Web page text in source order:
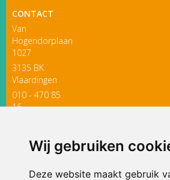
Wij gebruiken
Deze website maakt gebruik
CONTACT
Van
Hogendorplaan
1027
3135 BK
Vlaardingen
010 - 470 85
16
ONDERDEEL VAN